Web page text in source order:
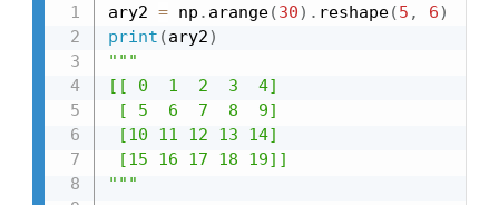
ary2 = np . arange(30) . reshape(5 , 6)
print (ary2)
"""
[[ 0  1  2  3  4]
[ 5  6  7  8  9]
[10 11 12 13 14]
[15 16 17 18 19]]
"""